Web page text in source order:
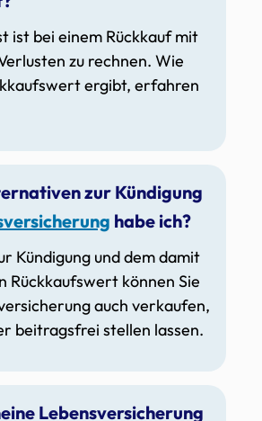
ist bei einem Rückkauf mit
zu rechnen. Wie
ergibt, erfahren
zur Kündigung
habe ich?
Kündigung und dem damit
Rückkaufswert können Sie
auch verkaufen,
beitragsfrei stellen lassen.
Lebensversicherung